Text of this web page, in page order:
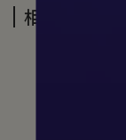
相關商品